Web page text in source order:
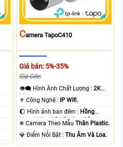
CAmera TapoC410
Giá bán: 5%-35%
Giá Gốc:
👁️‍🗨 Hình Ành Chất Lượng :2K
Lite .
⚜️ Công Nghệ :
IP Wifi.
🌔 Hình ảnh ban đêm : Hồng
Ngoại 10m Có Màu Ban Ðêm.
❄ Camera Theo MẫuThân Plastic.
️💎 Điểm Nỗi Bật :Thu Âm Và Loa.